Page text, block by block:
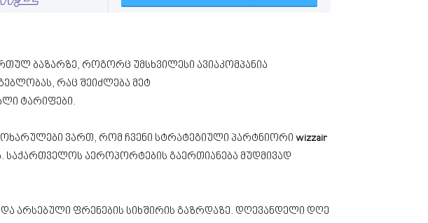
ბაზარზე, როგორც უმსხვილესი ავიაკომპანია
რაც შეიძლება მეტ
ტარიფები.
ვართ, რომ ჩვენი სტრატეგიული პარტნიორი wizzair
აეროპორტების გაერთიანება მუდმივად
არსებული ფრენების სიხშირის გაზრდაზე. დღევანდელი დღე